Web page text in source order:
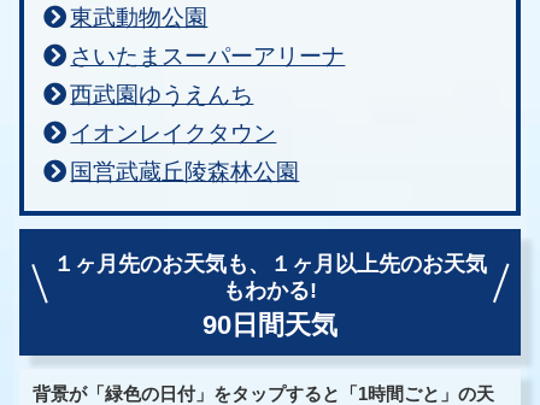
東武動物公園
さいたまスーパーアリーナ
西武園ゆうえんち
イオンレイクタウン
国営武蔵丘陵森林公園
１ヶ月先のお天気も、
１ヶ月以上先のお天気
もわかる!
90日間天気
背景が「緑色の日付」をタップすると「1時間ごと」の天